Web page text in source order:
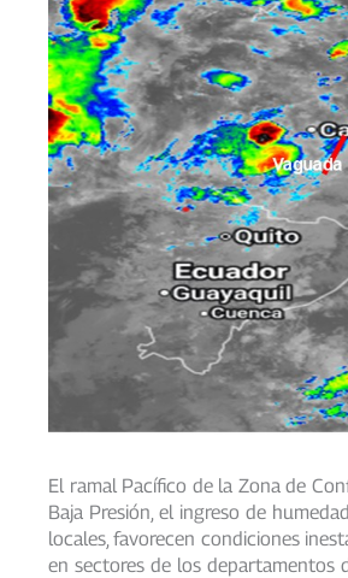
El ramal Pacífico de la Zona de
Baja Presión, el ingreso de
locales, favorecen condiciones
en sectores de los departamentos